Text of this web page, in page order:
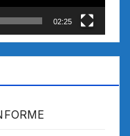
02:25